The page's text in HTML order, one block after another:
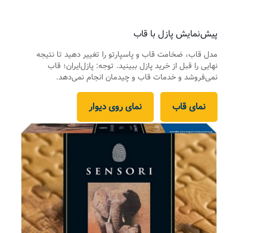
پیش‌نمایش پازل با قاب
مدل قاب، ضخامت قاب و پاسپارتو را تغییر دهید تا نتیجه
نهایی را قبل از خرید پازل ببینید. توجه: پازل‌ایران؛ قاب
نمی‌فروشد و خدمات قاب و چیدمان انجام نمی‌دهد.
نمای قاب نمای روی دیوار